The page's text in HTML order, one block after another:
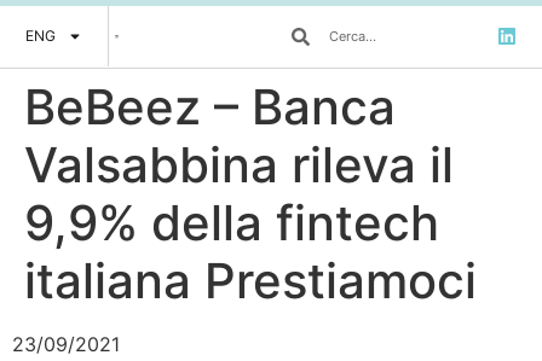
ENG
BeBeez – Banca
Valsabbina rileva il
9,9% della fintech
italiana Prestiamoci
23/09/2021